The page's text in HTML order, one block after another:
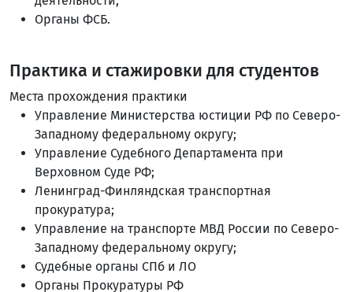
Органы ФСБ.
Практика и стажировки для студентов
Места прохождения практики
Управление Министерства юстиции РФ по Северо-
Западному федеральному округу;
Управление Судебного Департамента при
Верховном Суде РФ;
Ленинград-Финляндская транспортная
прокуратура;
Управление на транспорте МВД России по Северо-
Западному федеральному округу;
Судебные органы СПб и ЛО
Органы Прокуратуры РФ